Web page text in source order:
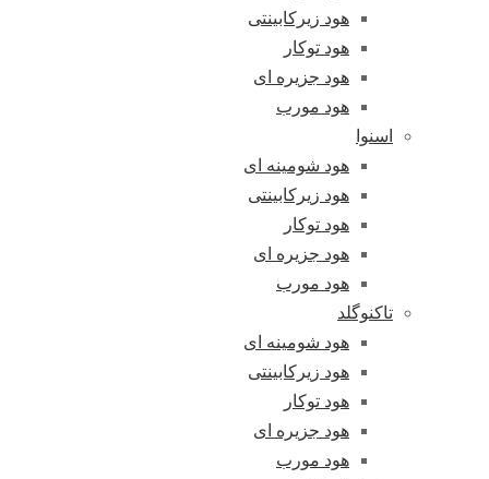
هود زیرکابینتی
هود توکار
هود جزیره ای
هود مورب
اسنوا
هود شومینه ای
هود زیرکابینتی
هود توکار
هود جزیره ای
هود مورب
تاکنوگلد
هود شومینه ای
هود زیرکابینتی
هود توکار
هود جزیره ای
هود مورب